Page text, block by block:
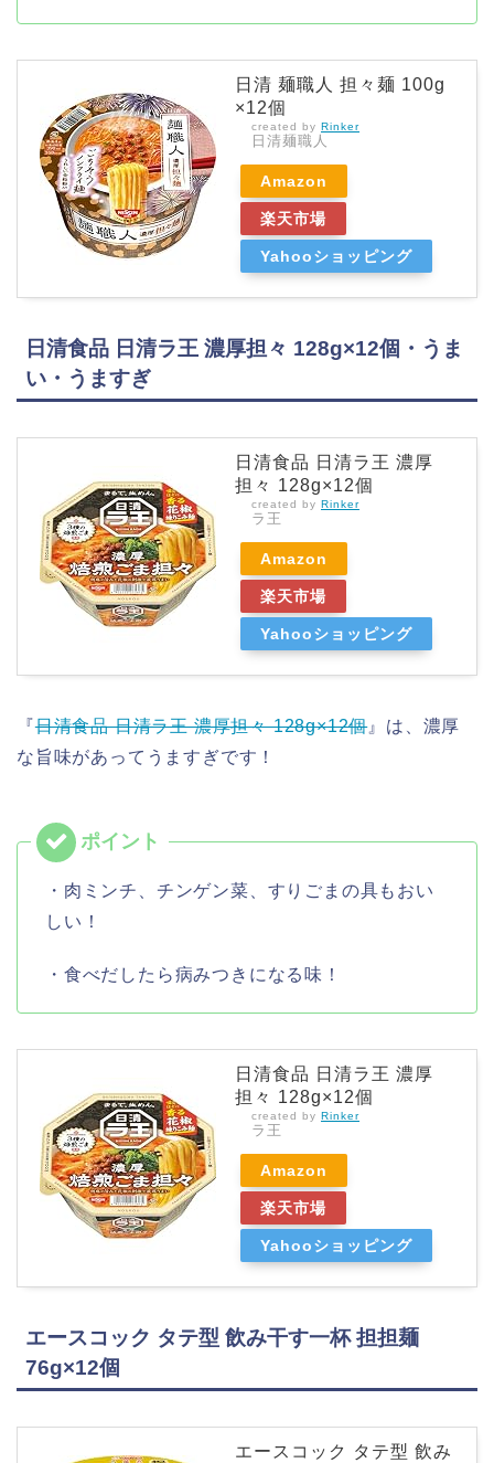
日清 麺職人 担々麺 100g
×12個
created by Rinker
日清麺職人
Amazon
楽天市場
Yahooショッピング
日清食品 日清ラ王 濃厚担々 128g×12個・うま
い・うますぎ
日清食品 日清ラ王 濃厚
担々 128g×12個
created by Rinker
ラ王
Amazon
楽天市場
Yahooショッピング
『日清食品 日清ラ王 濃厚担々 128g×12個』は、濃厚
な旨味があってうますぎです！
・肉ミンチ、チンゲン菜、すりごまの具もおい
しい！
・食べだしたら病みつきになる味！
日清食品 日清ラ王 濃厚
担々 128g×12個
created by Rinker
ラ王
Amazon
楽天市場
Yahooショッピング
エースコック タテ型 飲み干す一杯 担担麺
76g×12個
エースコック タテ型 飲み